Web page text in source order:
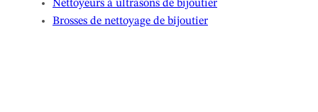
Nettoyeurs à ultrasons de bijoutier
Brosses de nettoyage de bijoutier